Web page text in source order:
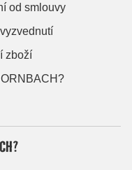
od smlouvy
zboží